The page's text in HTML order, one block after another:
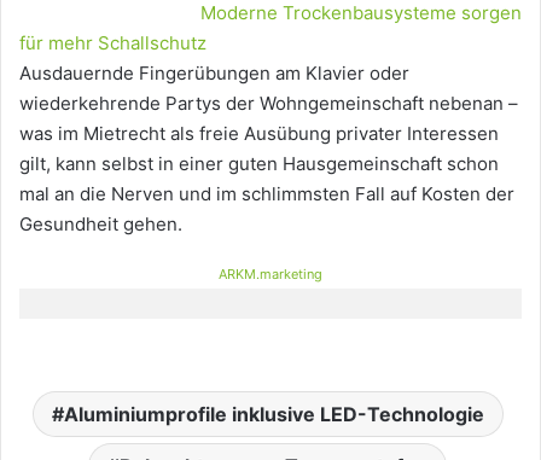
Moderne Trockenbausysteme sorgen
für mehr Schallschutz
Ausdauernde Fingerübungen am Klavier oder
wiederkehrende Partys der Wohngemeinschaft nebenan –
was im Mietrecht als freie Ausübung privater Interessen
gilt, kann selbst in einer guten Hausgemeinschaft schon
mal an die Nerven und im schlimmsten Fall auf Kosten der
Gesundheit gehen.
ARKM.marketing
Aluminiumprofile inklusive LED-Technologie